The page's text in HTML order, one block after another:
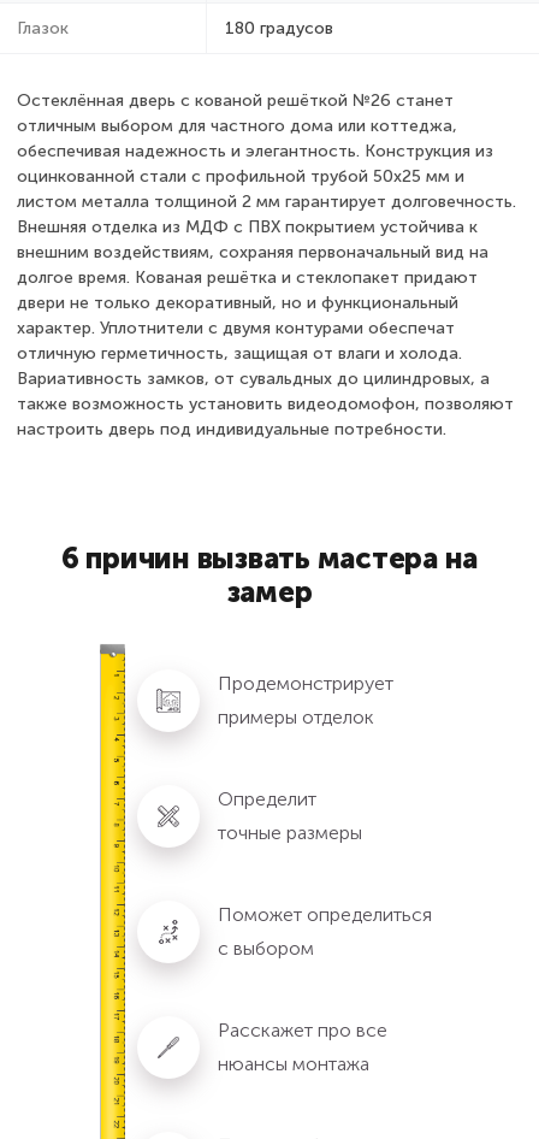
Глазок 180 градусов
Остеклённая дверь с кованой решёткой №26 станет
отличным выбором для частного дома или коттеджа,
обеспечивая надежность и элегантность. Конструкция из
оцинкованной стали с профильной трубой 50х25 мм и
листом металла толщиной 2 мм гарантирует долговечность.
Внешняя отделка из МДФ с ПВХ покрытием устойчива к
внешним воздействиям, сохраняя первоначальный вид на
долгое время. Кованая решётка и стеклопакет придают
двери не только декоративный, но и функциональный
характер. Уплотнители с двумя контурами обеспечат
отличную герметичность, защищая от влаги и холода.
Вариативность замков, от сувальдных до цилиндровых, а
также возможность установить видеодомофон, позволяют
настроить дверь под индивидуальные потребности.
6 причин вызвать мастера на
замер
Продемонстрирует
примеры отделок
Определит
точные размеры
Поможет определиться
с выбором
Расскажет про все
нюансы монтажа